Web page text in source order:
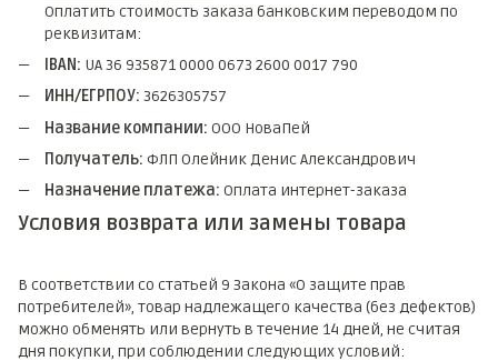
Оплатить стоимость заказа банковским переводом по
реквизитам:
IBAN: UA 36 935871 0000 0673 2600 0017 790
ИНН/ЕГРПОУ: 3626305757
Название компании: ООО НоваПей
Получатель: ФЛП Олейник Денис Александрович
Назначение платежа: Оплата интернет-заказа
Условия возврата или замены товара
В соответствии со статьей 9 Закона «О защите прав
потребителей», товар надлежащего качества (без дефектов)
можно обменять или вернуть в течение 14 дней, не считая
дня покупки, при соблюдении следующих условий: